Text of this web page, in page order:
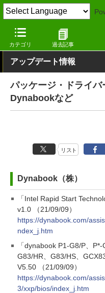
カテゴリ 過去記事
窓の杜 その他の話題
アップデート情報
パッケージ・ドライ
Dynabookなど
リスト
Dynabook（株）
「Intel Rapid Start
v1.0 （21/09/09）
https://dynabook.com/
ndex_j.htm
「dynabook P1-G8/P、
G83/HR、G83/HS、
V5.50 （21/09/09）
https://dynabook.com/
3/xxp/bios/index_j.htm